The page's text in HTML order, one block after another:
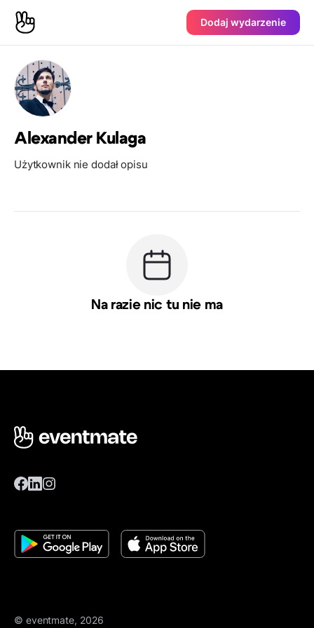
Dodaj wydarzenie
Alexander Kulaga
Użytkownik nie dodał opisu
Na razie nic tu nie ma
© eventmate, 2026